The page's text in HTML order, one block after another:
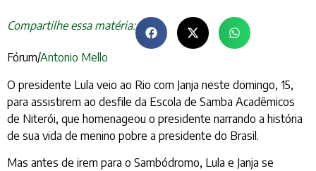
Compartilhe essa matéria:
Fórum/Antonio Mello
O presidente Lula veio ao Rio com Janja neste domingo, 15,
para assistirem ao desfile da Escola de Samba Acadêmicos
de Niterói, que homenageou o presidente narrando a história
de sua vida de menino pobre a presidente do Brasil.
Mas antes de irem para o Sambódromo, Lula e Janja se